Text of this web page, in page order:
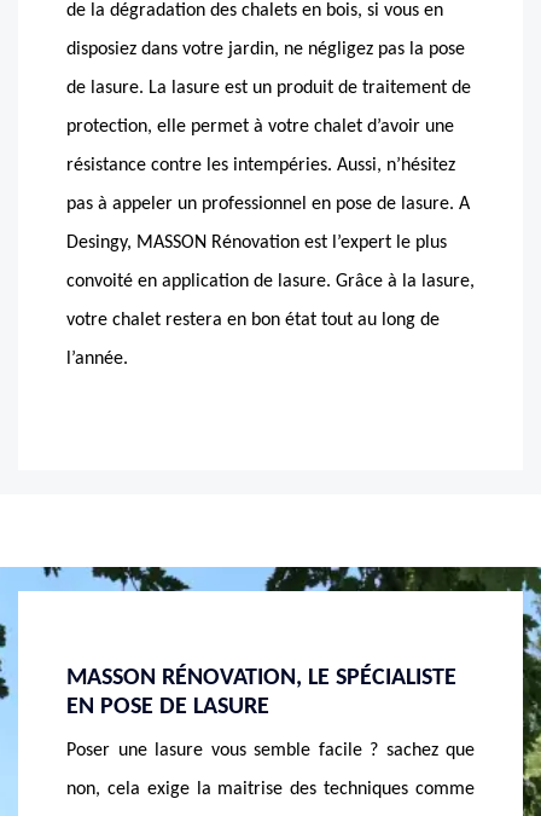
de la dégradation des chalets en bois, si vous en
disposiez dans votre jardin, ne négligez pas la pose
de lasure. La lasure est un produit de traitement de
protection, elle permet à votre chalet d’avoir une
résistance contre les intempéries. Aussi, n’hésitez
pas à appeler un professionnel en pose de lasure. A
Desingy, MASSON Rénovation est l’expert le plus
convoité en application de lasure. Grâce à la lasure,
votre chalet restera en bon état tout au long de
l’année.
MASSON RÉNOVATION, LE
PROFESSIONNEL ADÉQUAT EN POSE DE
LASURE
Vous n’avez pas encore trouvé le professionnel
Vous
?